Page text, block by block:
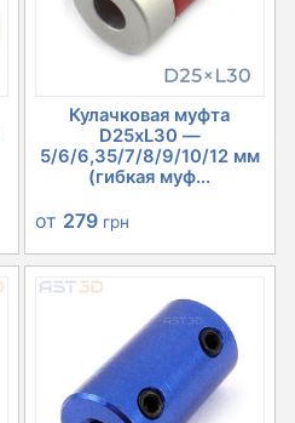
Кулачковая муфта
D25xL30 —
5/6/6,35/7/8/9/10/12 мм
(гибкая муф...
от 279 грн